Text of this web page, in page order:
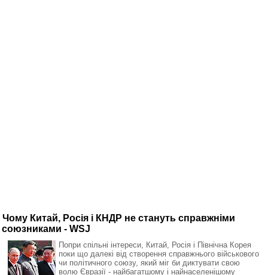
Чому Китай, Росія і КНДР не стануть справжніми
союзниками - WSJ
Попри спільні інтереси, Китай, Росія і Північна Корея
поки що далекі від створення справжнього військового
чи політичного союзу, який міг би диктувати свою
волю Євразії - найбагатшому і найнаселенішому